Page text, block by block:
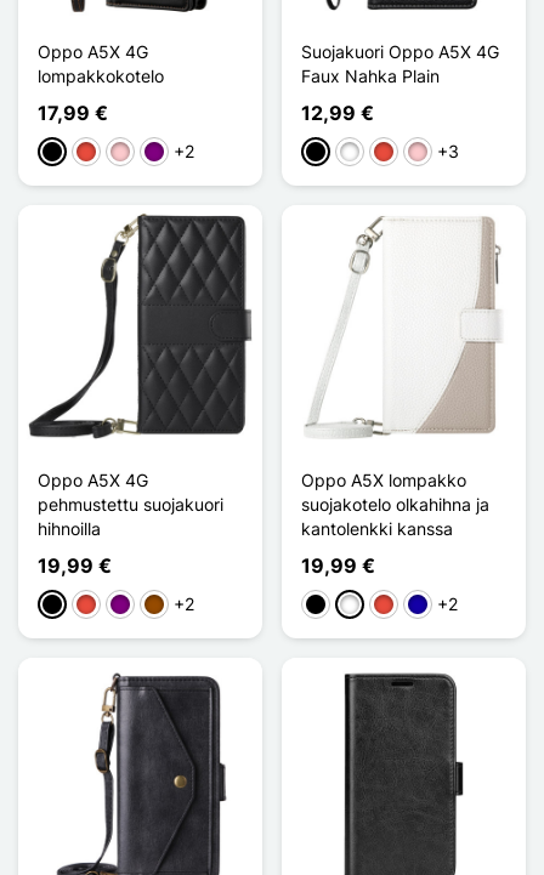
Oppo A5X 4G
lompakkokotelo
17,99 €
MustaPunainen
PinkkiViolet+2
Suojakuori Oppo A5X 4G
Faux Nahka Plain
12,99 €
MustaValkoinen
Punainen
Pinkki
+3
Oppo A5X 4G
pehmustettu suojakuori
hihnoilla
19,99 €
MustaPunainen
VioletRuskea
+2
Oppo A5X lompakko
suojakotelo olkahihna ja
kantolenkki kanssa
19,99 €
MustaValkoinen
PunainenBleu Foncé
+2